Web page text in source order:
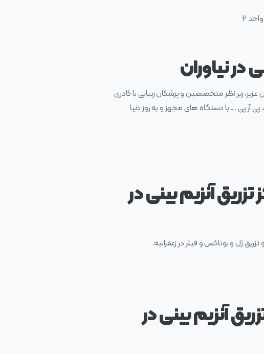
در نیاوران
زیر نظر متخصصین و پزشکان زیبایی با کادری
پی آر پی …. با دستگاه های مجهز و به روز دنیا
آنزیم بینی در
ژل و بوتاکس و فیلر در زعفرانیه.
آنزیم بینی در